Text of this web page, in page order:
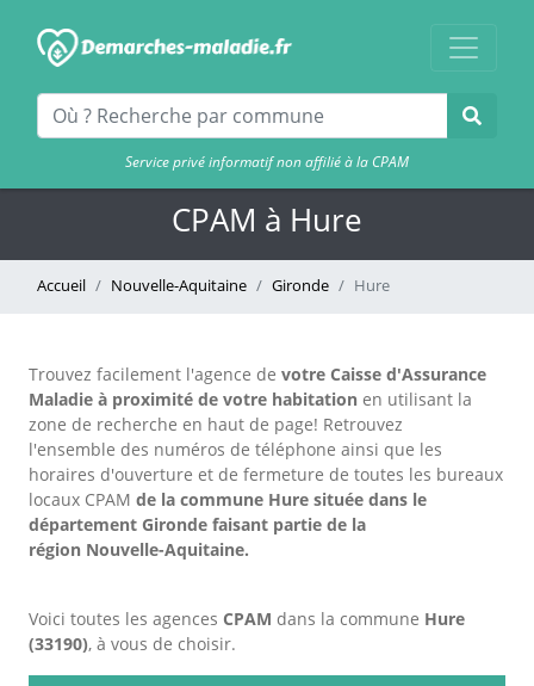
Service privé informatif non affilié à la CPAM
CPAM à Hure
Accueil Nouvelle-Aquitaine Gironde Hure
Trouvez facilement l'agence de votre Caisse d'Assurance
Maladie à proximité de votre habitation en utilisant la
zone de recherche en haut de page! Retrouvez
l'ensemble des numéros de téléphone ainsi que les
horaires d'ouverture et de fermeture de toutes les bureaux
locaux CPAM de la commune Hure située dans le
département Gironde faisant partie de la
région Nouvelle-Aquitaine.
Voici toutes les agences CPAM dans la commune Hure
(33190), à vous de choisir.